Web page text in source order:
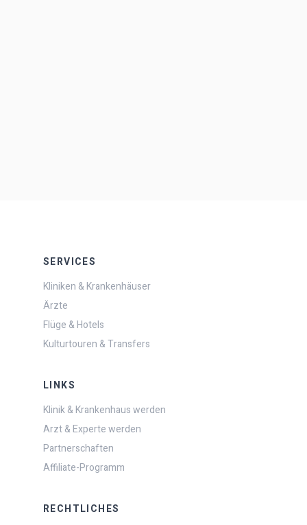
SERVICES
Kliniken & Krankenhäuser
Ärzte
Flüge & Hotels
Kulturtouren & Transfers
LINKS
Klinik & Krankenhaus werden
Arzt & Experte werden
Partnerschaften
Affiliate-Programm
RECHTLICHES